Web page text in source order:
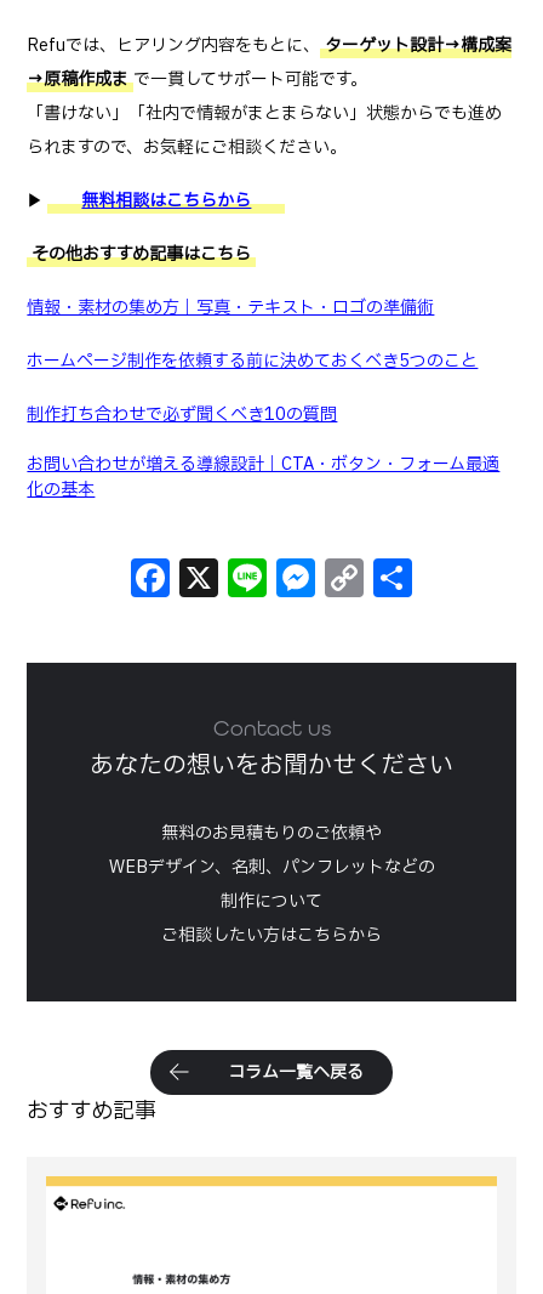
Refuでは、ヒアリング内容をもとに、ターゲット設計→構成案
→原稿作成ま で一貫してサポート可能です。
「書けない」「社内で情報がまとまらない」状態からでも進め
られますので、お気軽にご相談ください。
▶ 無料相談はこちらから
その他おすすめ記事はこちら
情報・素材の集め方｜写真・テキスト・ロゴの準備術
ホームページ制作を依頼する前に決めておくべき5つのこと
制作打ち合わせで必ず聞くべき10の質問
お問い合わせが増える導線設計｜CTA・ボタン・フォーム最適
化の基本
Facebook
X LineMessenger
Copy
Link
Contact us
あなたの想いをお聞かせください
無料のお見積もりのご依頼や
WEBデザイン、名刺、パンフレットなどの
制作について
ご相談したい方はこちらから
コラム一覧へ戻る
おすすめ記事